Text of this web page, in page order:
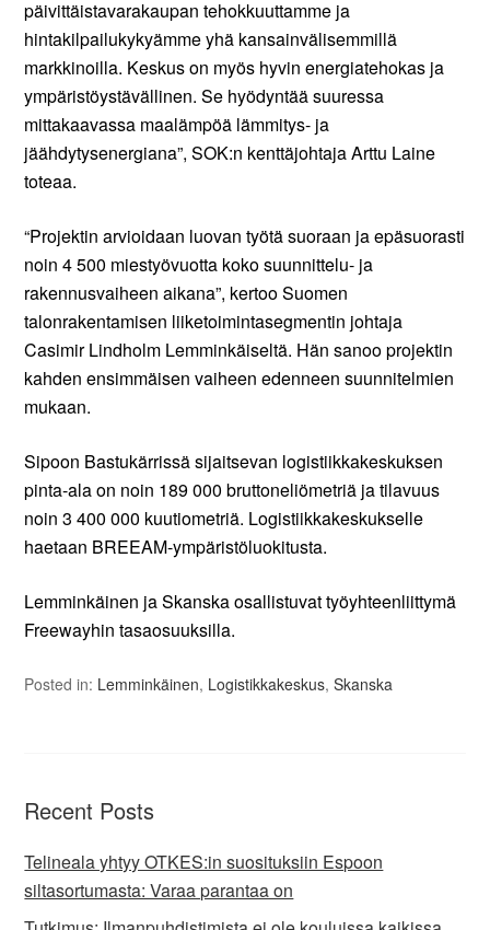
päivittäistavarakaupan tehokkuuttamme ja
hintakilpailukykyämme yhä kansainvälisemmillä
markkinoilla. Keskus on myös hyvin energiatehokas ja
ympäristöystävällinen. Se hyödyntää suuressa
mittakaavassa maalämpöä lämmitys- ja
jäähdytysenergiana”, SOK:n kenttäjohtaja Arttu Laine
toteaa.
“Projektin arvioidaan luovan työtä suoraan ja epäsuorasti
noin 4 500 miestyövuotta koko suunnittelu- ja
rakennusvaiheen aikana”, kertoo Suomen
talonrakentamisen liiketoimintasegmentin johtaja
Casimir Lindholm Lemminkäiseltä. Hän sanoo projektin
kahden ensimmäisen vaiheen edenneen suunnitelmien
mukaan.
Sipoon Bastukärrissä sijaitsevan logistiikkakeskuksen
pinta-ala on noin 189 000 bruttoneliömetriä ja tilavuus
noin 3 400 000 kuutiometriä. Logistiikkakeskukselle
haetaan BREEAM-ympäristöluokitusta.
Lemminkäinen ja Skanska osallistuvat työyhteenliittymä
Freewayhin tasaosuuksilla.
Posted in: Lemminkäinen, Logistikkakeskus,Skanska
Recent Posts
Telineala yhtyy OTKES:in suosituksiin Espoon
siltasortumasta: Varaa parantaa on